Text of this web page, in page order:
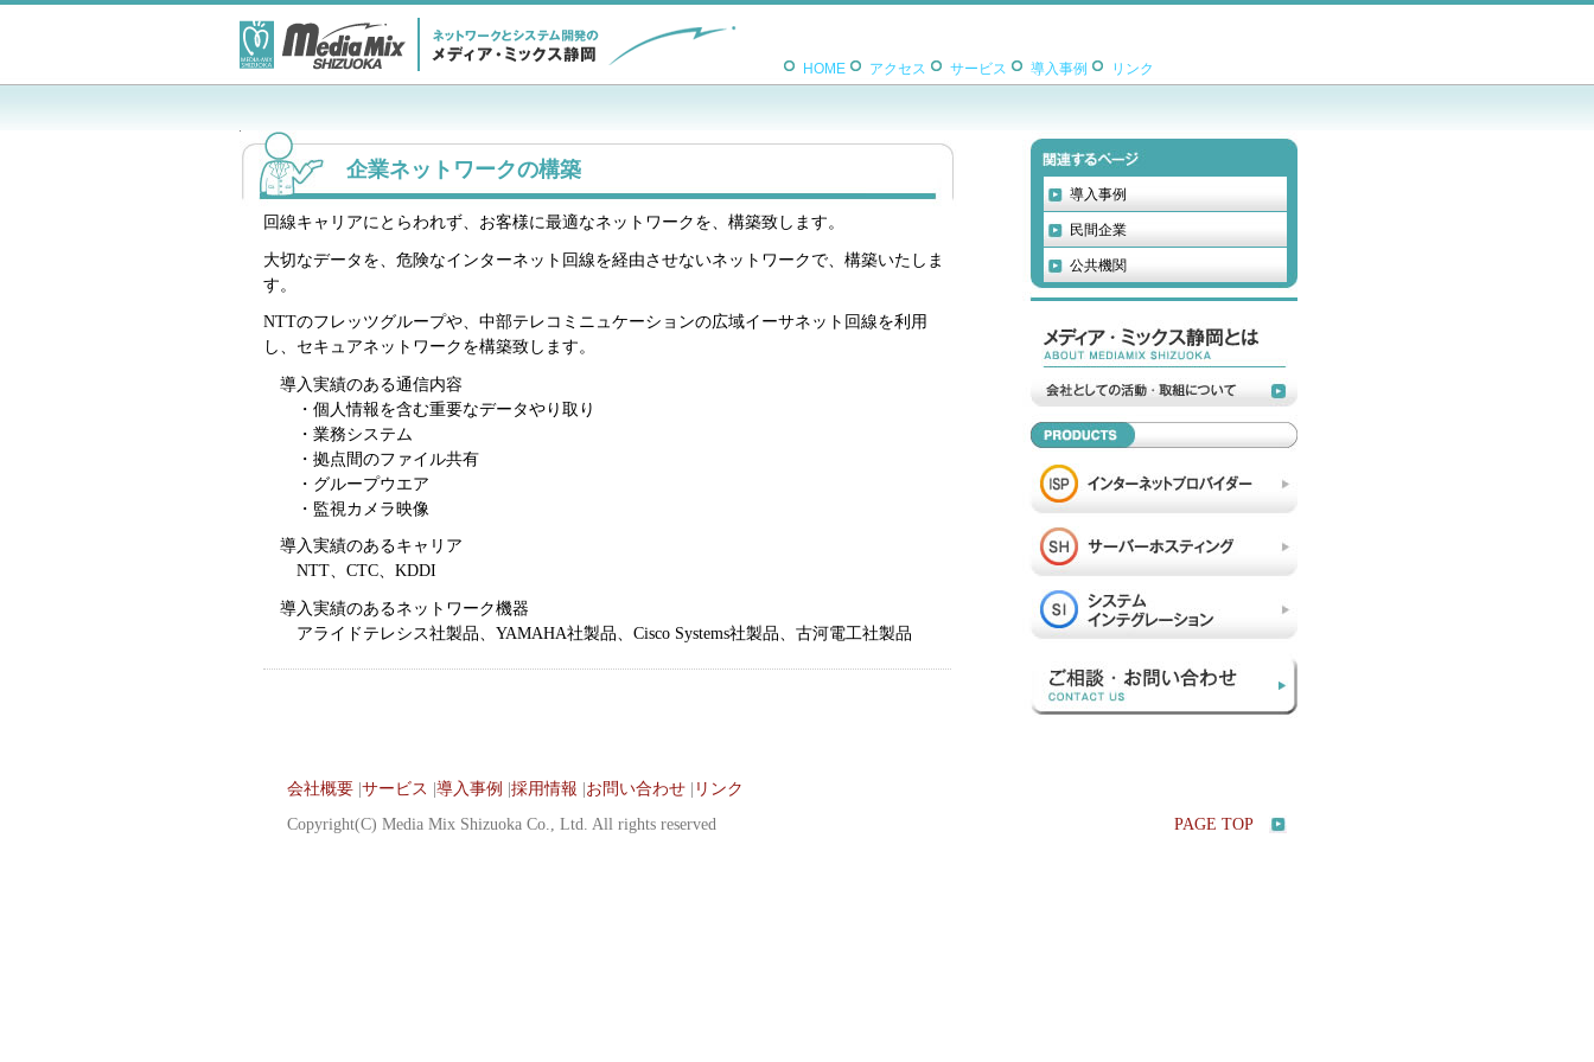
リンク
導入事例
サービス
アクセス
HOME
企業ネットワークの構築
回線キャリアにとらわれず、お客様に最適なネットワークを、構築致します。
大切なデータを、危険なインターネット回線を経由させないネットワークで、構築いたしま
す。
NTTのフレッツグループや、中部テレコミニュケーションの広域イーサネット回線を利用
し、セキュアネットワークを構築致します。
導入実績のある通信内容
・個人情報を含む重要なデータやり取り
・業務システム
・拠点間のファイル共有
・グループウエア
・監視カメラ映像
導入実績のあるキャリア
NTT、CTC、KDDI
導入実績のあるネットワーク機器
アライドテレシス社製品、YAMAHA社製品、Cisco Systems社製品、古河電工社製品
導入事例
民間企業
公共機関
会社概要 サービス 導入事例 採用情報 お問い合わせ
リンク
Copyright(C) Media Mix Shizuoka Co., Ltd. All rights reserved
PAGE TOP